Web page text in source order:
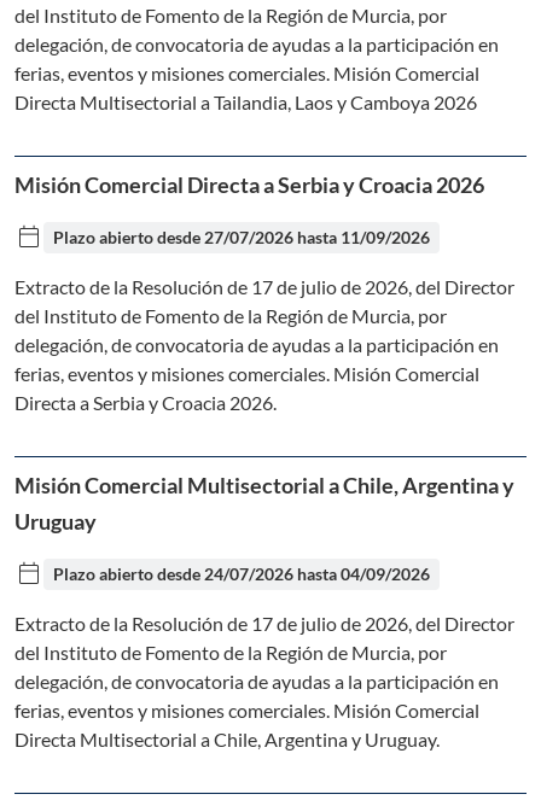
del Instituto de Fomento de la Región de Murcia, por
delegación, de convocatoria de ayudas a la participación en
ferias, eventos y misiones comerciales. Misión Comercial
Directa Multisectorial a Tailandia, Laos y Camboya 2026
Misión Comercial Directa a Serbia y Croacia 2026
calendar_today Plazo abierto desde 27/07/2026 hasta 11/09/2026
Extracto de la Resolución de 17 de julio de 2026, del Director
del Instituto de Fomento de la Región de Murcia, por
delegación, de convocatoria de ayudas a la participación en
ferias, eventos y misiones comerciales. Misión Comercial
Directa a Serbia y Croacia 2026.
Misión Comercial Multisectorial a Chile, Argentina y
Uruguay
calendar_today Plazo abierto desde 24/07/2026 hasta04/09/2026
Extracto de la Resolución de 17 de julio de 2026, del Director
del Instituto de Fomento de la Región de Murcia, por
delegación, de convocatoria de ayudas a la participación en
ferias, eventos y misiones comerciales. Misión Comercial
Directa Multisectorial a Chile, Argentina y Uruguay.